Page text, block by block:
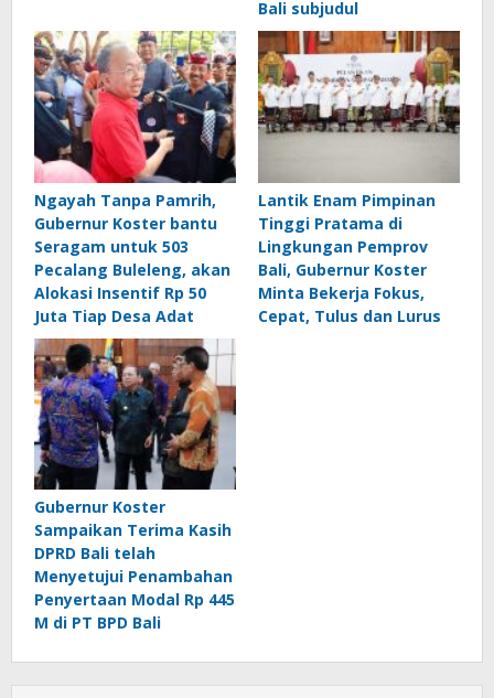
Bali subjudul
Ngayah Tanpa Pamrih,
Gubernur Koster bantu
Seragam untuk 503
Pecalang Buleleng, akan
Alokasi Insentif Rp 50
Juta Tiap Desa Adat
Lantik Enam Pimpinan
Tinggi Pratama di
Lingkungan Pemprov
Bali, Gubernur Koster
Minta Bekerja Fokus,
Cepat, Tulus dan Lurus
Gubernur Koster
Sampaikan Terima Kasih
DPRD Bali telah
Menyetujui Penambahan
Penyertaan Modal Rp 445
M di PT BPD Bali